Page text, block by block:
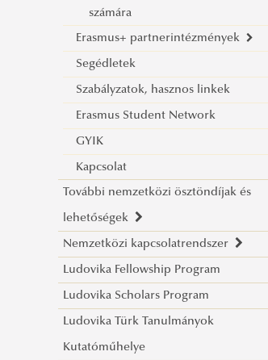
Honvédtisztképző Kar
Államtudományi és Nemzetközi
Tanulmányok Kar
Hallgatók
Munkatársak
Rendészettudományi Kar
Hadtudományi és
Honvédtisztképző Kar
Nemeskürty István Tanárképző
Kar
Kreditbeszámítás
Erasmus+ hallgatói kézikönyv
Europass mobilitási igazolvány
Erasmus Hallgatói Charta
Kiegészítő támogatás tartós
betegségben szenvedők,
fogyatékossággal élő hallgatók
számára
Esélyegyenlőségi kiegészítő
támogatás hallgatóknak
GYIK
számára
Erasmus+ partnerintézmények
Erasmus+ partnerintézmények
Nemzetközi Kreditmobilitási
Program partnerintézmények
Segédletek
Szabályzatok, hasznos linkek
Erasmus Student Network
GYIK
Kapcsolat
További nemzetközi ösztöndíjak és
lehetőségek
Általános információk
CEEPUS
A CEEPUS programról
Pályázati felhívások
Hallgatói Mobilitás
Fulbright
Diaszpóra Felsőoktatási Ösztöndíj
Hungary Foundation programok
Nemzetközi kapcsolatrendszer
Nemzetközi kapcsolatrendszer
Intézményközi együttműködési
megállapodások
Ludovika Fellowship Program
Ludovika Scholars Program
Ludovika Türk Tanulmányok
Kutatóműhelye